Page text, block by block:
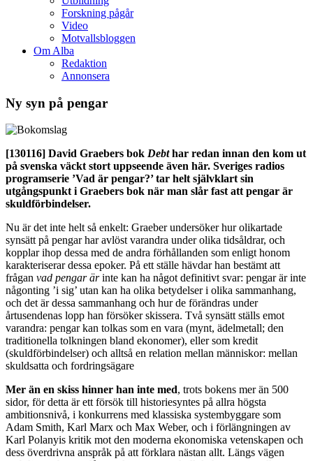
Forskning pågår
Video
Motvallsbloggen
Om Alba
Redaktion
Annonsera
Ny syn på pengar
[130116] David Graebers bok Debthar redan innan den kom ut
på svenska väckt stort uppseende även här. Sveriges radios
programserie ’Vad är pengar?’ tar helt självklart sin
utgångspunkt i Graebers bok när man slår fast att pengar är
skuldförbindelser.
Nu är det inte helt så enkelt: Graeber undersöker hur olikartade
synsätt på pengar har avlöst varandra under olika tidsåldrar, och
kopplar ihop dessa med de andra förhållanden som enligt honom
karakteriserar dessa epoker. På ett ställe hävdar han bestämt att
frågan vad pengar ärinte kan ha något definitivt svar: pengar är inte
någonting ’i sig’ utan kan ha olika betydelser i olika sammanhang,
och det är dessa sammanhang och hur de förändras under
årtusendenas lopp han försöker skissera. Två synsätt ställs emot
varandra: pengar kan tolkas som en vara (mynt, ädelmetall; den
traditionella tolkningen bland ekonomer), eller som kredit
(skuldförbindelser) och alltså en relation mellan människor: mellan
skuldsatta och fordringsägare
Mer än en skiss hinner han inte med, trots bokens mer än 500
sidor, för detta är ett försök till historiesyntes på allra högsta
ambitionsnivå, i konkurrens med klassiska systembyggare som
Adam Smith, Karl Marx och Max Weber, och i förlängningen av
Karl Polanyis kritik mot den moderna ekonomiska vetenskapen och
dess överdrivna anspråk på att förklara nästan allt. Längs vägen